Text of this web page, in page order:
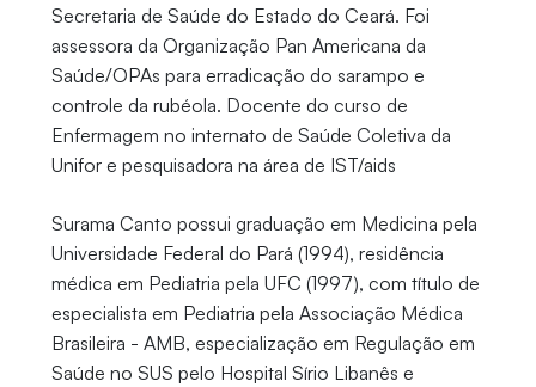
Secretaria de Saúde do Estado do Ceará. Foi
assessora da Organização Pan Americana da
Saúde/OPAs para erradicação do sarampo e
controle da rubéola. Docente do curso de
Enfermagem no internato de Saúde Coletiva da
Unifor e pesquisadora na área de IST/aids
Surama Canto possui graduação em Medicina pela
Universidade Federal do Pará (1994), residência
médica em Pediatria pela UFC (1997), com título de
especialista em Pediatria pela Associação Médica
Brasileira - AMB, especialização em Regulação em
Saúde no SUS pelo Hospital Sírio Libanês e